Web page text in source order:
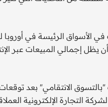
الأسواق الرئيسة في أوروبا
إجمالي المبيعات عبر
الانتقامي" بعد توقعات
التجارة الإلكترونية